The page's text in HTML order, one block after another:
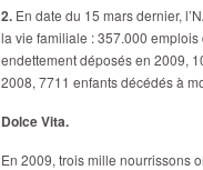
2. En date du 15 mars dernier,
la vie familiale : 357.000
endettement déposés en 2009,
2008, 7711 enfants décédés à
Dolce Vita.
En 2009, trois mille nourrissons